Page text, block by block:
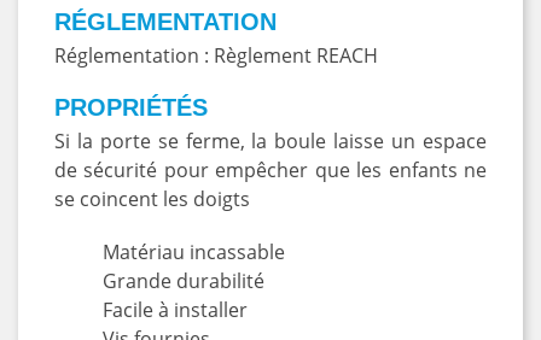
RÉGLEMENTATION
Réglementation : Règlement REACH
PROPRIÉTÉS
Si la porte se ferme, la boule laisse un espace
de sécurité pour empêcher que les enfants ne
se coincent les doigts
Matériau incassable
Grande durabilité
Facile à installer